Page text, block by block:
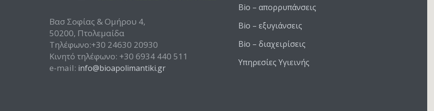
Βασ Σοφίας & Ομήρου 4,
50200, Πτολεμαίδα
Τηλέφωνο:+30 24630 20930
Κινητό τηλέφωνο: +30 6934 440 511
e-mail: info@bioapolimantiki.gr
Bio – απορρυπάνσεις
Bio – εξυγιάνσεις
Bio – διαχειρίσεις
Υπηρεσίες Υγιεινής